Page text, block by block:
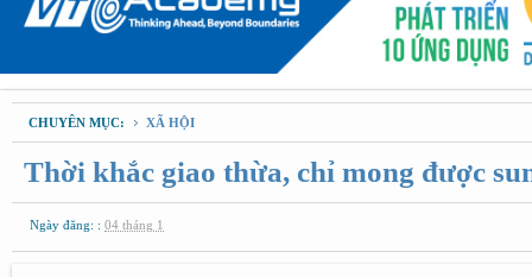
CHUYÊN MỤC: XÃ HỘI
Thời khắc giao thừa, chỉ mong được
Ngày đăng: : 04 tháng 1